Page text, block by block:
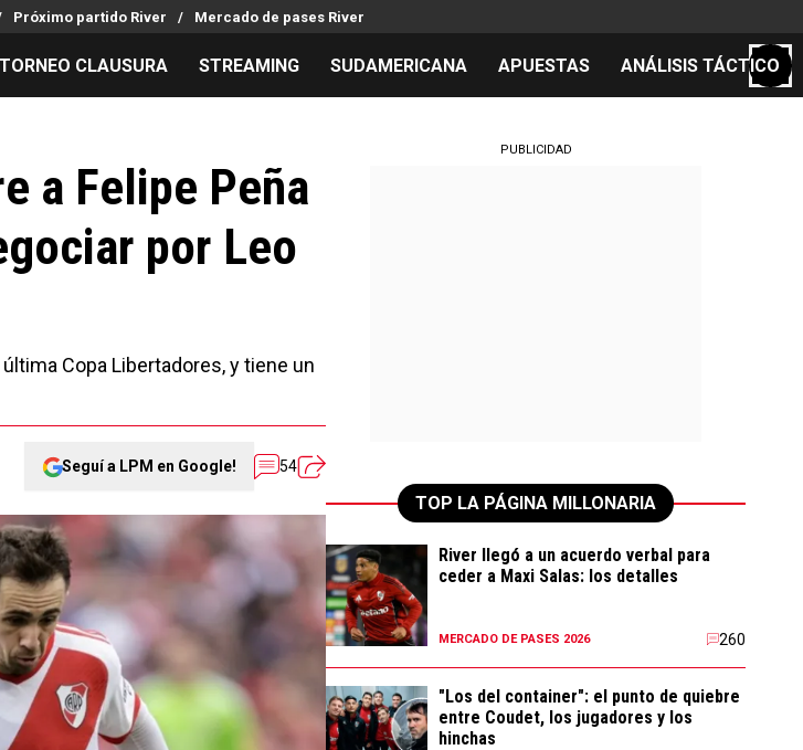
Próximo partido River Mercado de pases River
Streaming
Entradas
Los goles de River
Noticias
Guías
Códigos
Pronósticos
TORNEO CLAUSURA STREAMING SUDAMERICANA APUESTAS ANÁLISIS TÁCTICO
a Felipe Peña
por Leo
Copa Libertadores, y tiene un
Seguí a LPM en Google! 54
PUBLICIDAD
TOP LA PÁGINA MILLONARIA
River llegó a un acuerdo verbal para
ceder a Maxi Salas: los detalles
MERCADO DE PASES 2026 260
"Los del container": el punto de quiebre
entre Coudet, los jugadores y los
hinchas